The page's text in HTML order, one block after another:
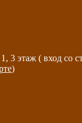
3 этаж ( вход со
)